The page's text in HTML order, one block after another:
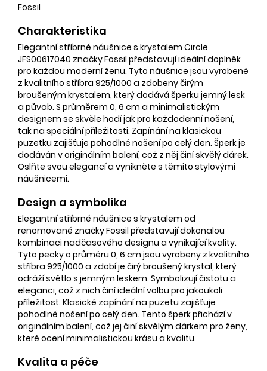
Fossil
Charakteristika
Elegantní stříbrné náušnice s krystalem Circle
JFS00617040 značky Fossil představují ideální doplněk
pro každou moderní ženu. Tyto náušnice jsou vyrobené
z kvalitního stříbra 925/1000 a zdobeny čirým
broušeným krystalem, který dodává šperku jemný lesk
a půvab. S průměrem 0, 6 cm a minimalistickým
designem se skvěle hodí jak pro každodenní nošení,
tak na speciální příležitosti. Zapínání na klasickou
puzetku zajišťuje pohodlné nošení po celý den. Šperk je
dodáván v originálním balení, což z něj činí skvělý dárek.
Oslňte svou elegancí a vynikněte s těmito stylovými
náušnicemi.
Design a symbolika
Elegantní stříbrné náušnice s krystalem od
renomované značky Fossil představují dokonalou
kombinaci nadčasového designu a vynikající kvality.
Tyto pecky o průměru 0, 6 cm jsou vyrobeny z kvalitního
stříbra 925/1000 a zdobí je čirý broušený krystal, který
odráží světlo s jemným leskem. Symbolizují čistotu a
eleganci, což z nich činí ideální volbu pro jakoukoli
příležitost. Klasické zapínání na puzetu zajišťuje
pohodlné nošení po celý den. Tento šperk přichází v
originálním balení, což jej činí skvělým dárkem pro ženy,
které ocení minimalistickou krásu a kvalitu.
Kvalita a péče